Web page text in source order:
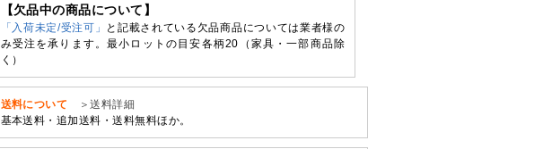
【欠品中の商品について】
「入荷未定/受注可」
と記載されている欠品商品については業者様の
み受注を承ります。最小ロットの目安各柄20（家具・一部商品除
く）
送料について
＞送料詳細
基本送料・追加送料・送料無料ほか。